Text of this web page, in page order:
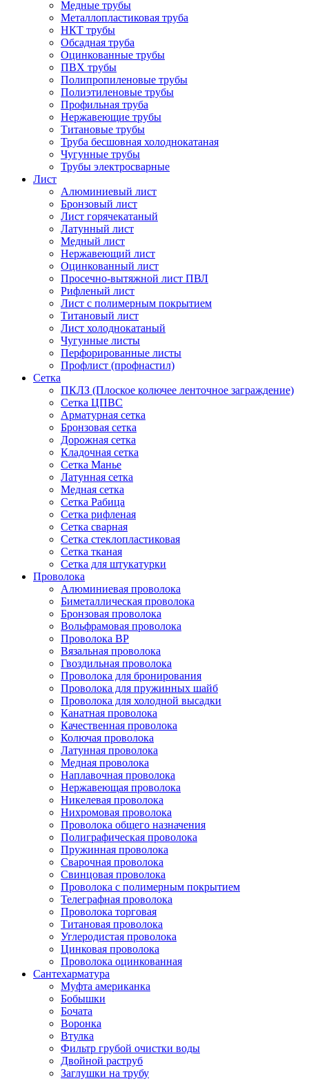
Медные трубы
Металлопластиковая труба
НКТ трубы
Обсадная труба
Оцинкованные трубы
ПВХ трубы
Полипропиленовые трубы
Полиэтиленовые трубы
Профильная труба
Нержавеющие трубы
Титановые трубы
Труба бесшовная холоднокатаная
Чугунные трубы
Трубы электросварные
Лист
Алюминиевый лист
Бронзовый лист
Лист горячекатаный
Латунный лист
Медный лист
Нержавеющий лист
Оцинкованный лист
Просечно-вытяжной лист ПВЛ
Рифленый лист
Лист с полимерным покрытием
Титановый лист
Лист холоднокатаный
Чугунные листы
Перфорированные листы
Профлист (профнастил)
Сетка
ПКЛЗ (Плоское колючее ленточное заграждение)
Сетка ЦПВС
Арматурная сетка
Бронзовая сетка
Дорожная сетка
Кладочная сетка
Сетка Манье
Латунная сетка
Медная сетка
Сетка Рабица
Сетка рифленая
Сетка сварная
Сетка стеклопластиковая
Сетка тканая
Сетка для штукатурки
Проволока
Алюминиевая проволока
Биметаллическая проволока
Бронзовая проволока
Вольфрамовая проволока
Проволока ВР
Вязальная проволока
Гвоздильная проволока
Проволока для бронирования
Проволока для пружинных шайб
Проволока для холодной высадки
Канатная проволока
Качественная проволока
Колючая проволока
Латунная проволока
Медная проволока
Наплавочная проволока
Нержавеющая проволока
Никелевая проволока
Нихромовая проволока
Проволока общего назначения
Полиграфическая проволока
Пружинная проволока
Сварочная проволока
Свинцовая проволока
Проволока с полимерным покрытием
Телеграфная проволока
Проволока торговая
Титановая проволока
Углеродистая проволока
Цинковая проволока
Проволока оцинкованная
Сантехарматура
Муфта американка
Бобышки
Бочата
Воронка
Втулка
Фильтр грубой очистки воды
Двойной раструб
Заглушки на трубу